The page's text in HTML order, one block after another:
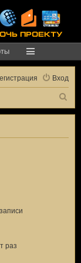
Вход
раз